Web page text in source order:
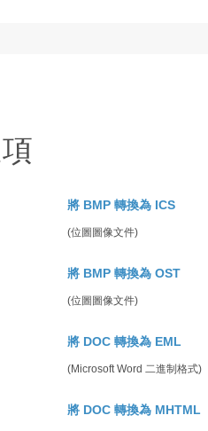
將 BMP 轉換為 ICS
(位圖圖像文件)
將 BMP 轉換為 OST
(位圖圖像文件)
將 DOC 轉換為 EML
(Microsoft Word 二進制格式)
將 DOC 轉換為 MHTML